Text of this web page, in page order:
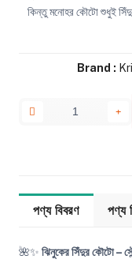
কিন্তু মনোহর কৌটো শুধুই
Brand :
পণ্য বিবরণ পণ্য
🌺✨ ঝিনুকের সিঁদুর কৌটো –